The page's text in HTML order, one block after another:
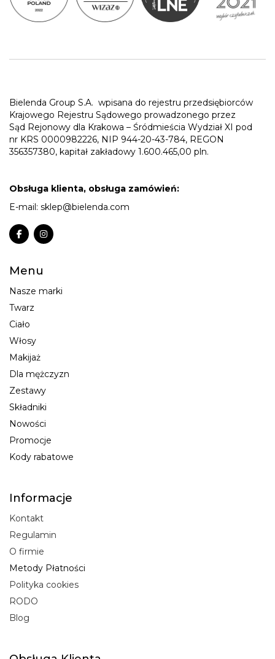
Bielenda Group S.A. wpisana do rejestru przedsiębiorców
Krajowego Rejestru Sądowego prowadzonego przez
Sąd Rejonowy dla Krakowa – Śródmieścia Wydział XI pod
nr KRS 0000982226, NIP 944-20-43-784, REGON
356357380, kapitał zakładowy 1.600.465,00 pln.
Obsługa klienta, obsługa zamówień:
E-mail: sklep@bielenda.com
Menu
Nasze marki
Twarz
Ciało
Włosy
Makijaż
Dla mężczyzn
Zestawy
Składniki
Nowości
Promocje
Kody rabatowe
Informacje
Kontakt
Regulamin
O firmie
Metody Płatności
Polityka cookies
RODO
Blog